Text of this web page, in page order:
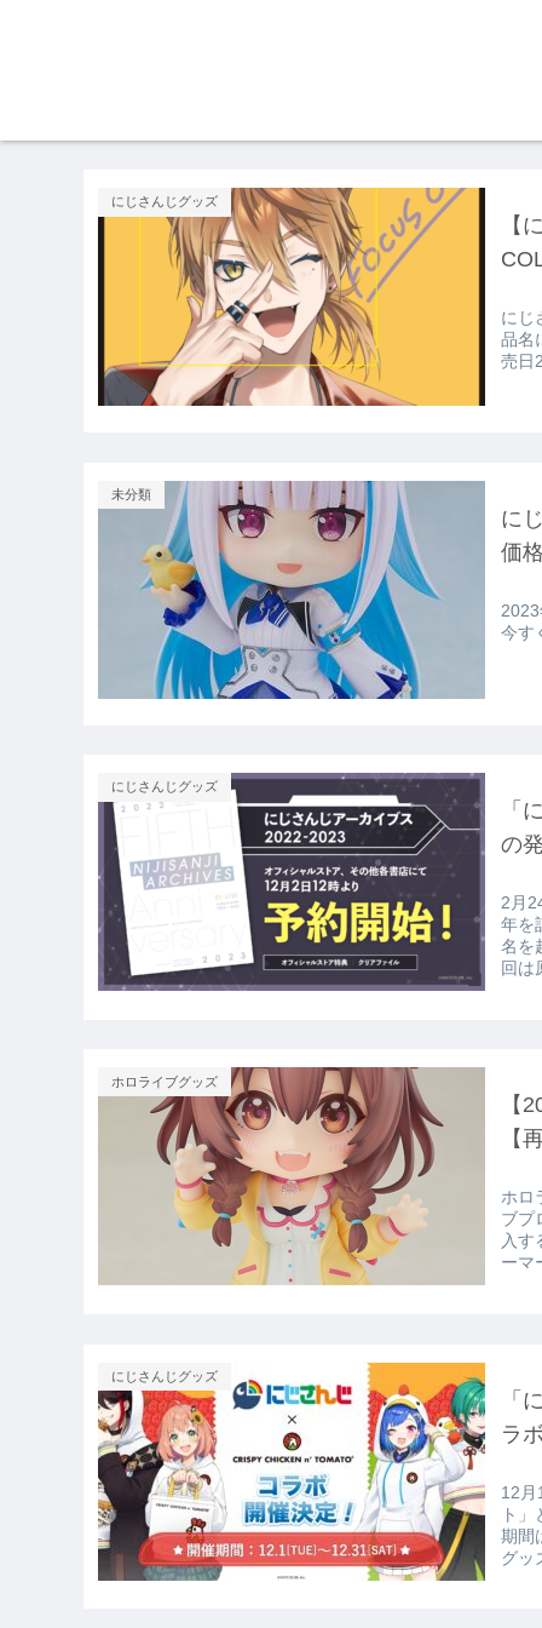
にじさんじグッズ
【
にじ
品名
売日
未分類
に
価
2023年6月ごろ
にじさんじグッズ
「
の
2月24日発売 VTuber / バ
年を
名を
回は
ホロライブグッズ
【
【
ホロ
ブプ
入す
ーマ
にじさんじグッズ
「
ラ
12月1日から
ト
期間
グッ